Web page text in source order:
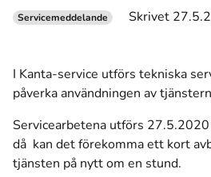
Servicemeddelande Skrivet
I Kanta-service utförs tekniska
påverka användningen av
Servicearbetena utförs
då kan det förekomma ett kort
tjänsten på nytt om en stund.